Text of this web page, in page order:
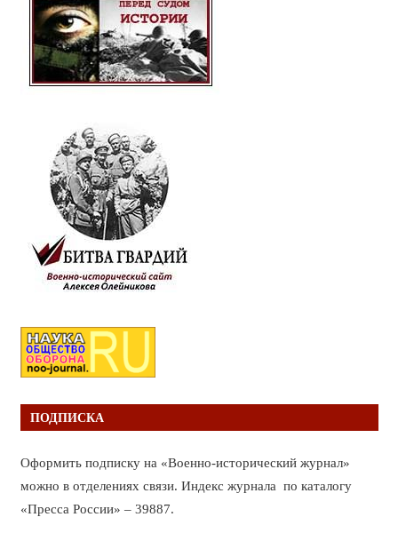
ПОДПИСКА
Оформить подписку на «Военно-исторический журнал»
можно в отделениях связи. Индекс журнала по каталогу
«Пресса России» – 39887.